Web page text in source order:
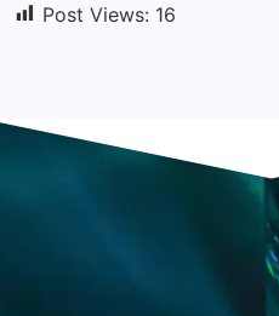
Post Views: 16